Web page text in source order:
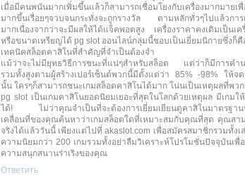
เมื่อมีคนพนันมากเพิ่มขึ้นแล้วก็สามารถเชื่อมโยงกับเครื่องมากมา
มากขึ้นเรื่อยๆจวบจนกระทั่งจะถูกรางวัล ตามหลักทั่วๆไปแล้วการเ
มากเนื่องจากว่าจะมีผลให้ได้แจ็คพอตสูง เครื่องราคาคงเดิมเป็นเ
หรือขนาดเหรียญได้ pg slot ออนไลน์กลุ่มนี้ชอบเป็นเยี่ยมนิกายซึ่งก็
เทคนิคสล็อตคาสิโนที่สำคัญที่จำเป็นต้องจำ
แม้ว่าจะไม่มียุทธวิธีการชนะที่แน่ๆสำหรับสล็อต แต่ว่าก็มีการคำน
รวมทั้งสูงตามผู้สร้างเปอร์เซ็นต์พวกนี้มีตั้งแต่ว่า 85% -98% ให้จ
นั้น ใครๆก็สามารถชนะเกมสล็อตคาสิโนได้มาก โน่นเป็นเหตุผลที่พว
pg slot เป็นเกมคาสิโนยอดนิยมเยอะที่สุดในโลกด้วยเหตุผล มีเกมใ
ได้! ไม่ว่าคุณจำเป็นที่จะต้องการเยี่ยมเยียนดูคาสิโนมาตรฐานห
เคลื่อนที่ของคุณค้นหาว่าเกมสล็อตใดที่เหมาะสมกับคุณที่สุด คุณสาม
จริงได้แล้ววันนี้ เพียงแต่ไปที่ akaslot.com เพื่อสมัครสมาชิกรวมทั้งเ
ความนิยมกว่า 200 เกมรวมทั้งอย่าลืมวิเคราะห์โปรโมชั่นปัจจุบันเ
ความสนุกสนานร่าเริงของคุณ
Ответить